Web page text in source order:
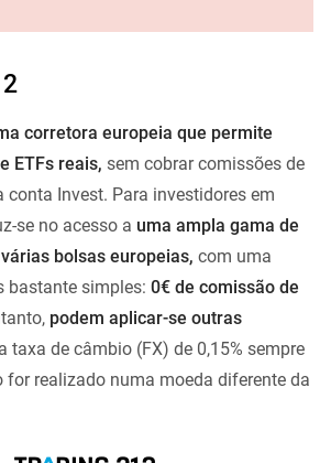
corretora europeia que permite
ETFs reais, sem cobrar comissões de
conta Invest. Para investidores em
se no acesso a uma ampla gama de
bolsas europeias, com uma
bastante simples: 0€ de comissão de
podem aplicar-se outras
taxa de câmbio (FX) de 0,15% sempre
for realizado numa moeda diferente da